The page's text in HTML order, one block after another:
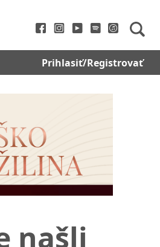
Prihlasiť/Registrovať
našli